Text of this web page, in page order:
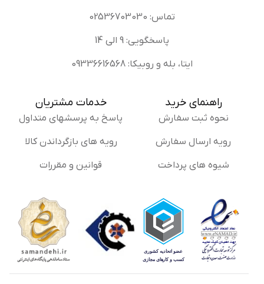
تماس: 02536703030
پاسخگویی: 9 الی 14
ایتا، بله و روبیکا: 09336616568
راهنمای خرید
نحوه ثبت سفارش
رویه ارسال سفارش
شیوه های پرداخت
خدمات مشتریان
پاسخ به پرسشهای متداول
رویه های بازگرداندن کالا
قوانین و مقررات